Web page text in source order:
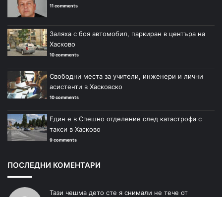
11 comments
Заляха с боя автомобил, паркиран в центъра на
Хасково
10 comments
Свободни места за учители, инженери и лични
асистенти в Хасковско
10 comments
Един е в Спешно отделение след катастрофа с
такси в Хасково
9 comments
ПОСЛЕДНИ КОМЕНТАРИ
Тази чешма дето сте я снимали не тече от